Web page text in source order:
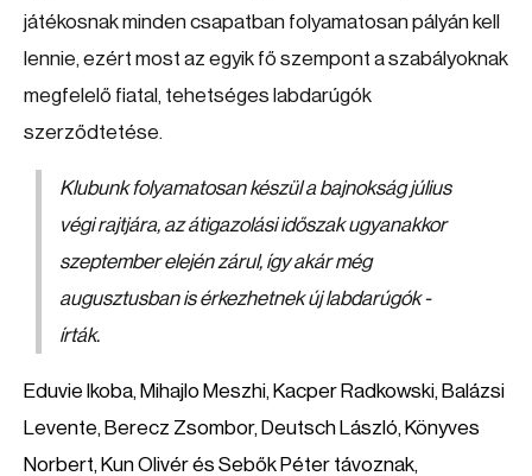
játékosnak minden csapatban folyamatosan pályán kell
lennie, ezért most az egyik fő szempont a szabályoknak
megfelelő fiatal, tehetséges labdarúgók
szerződtetése.
Klubunk folyamatosan készül a bajnokság július
végi rajtjára, az átigazolási időszak ugyanakkor
szeptember elején zárul, így akár még
augusztusban is érkezhetnek új labdarúgók -
írták.
Eduvie Ikoba, Mihajlo Meszhi, Kacper Radkowski, Balázsi
Levente, Berecz Zsombor, Deutsch László, Könyves
Norbert, Kun Olivér és Sebők Péter távoznak,